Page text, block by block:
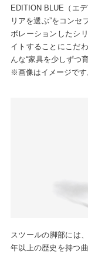
EDITION BLUE（エ
リアを選ぶ”をコンセ
ボレーションしたシ
イトすることにこだ
んな“家具を少しずつ
※画像はイメージです
スツールの脚部には
年以上の歴史を持つ